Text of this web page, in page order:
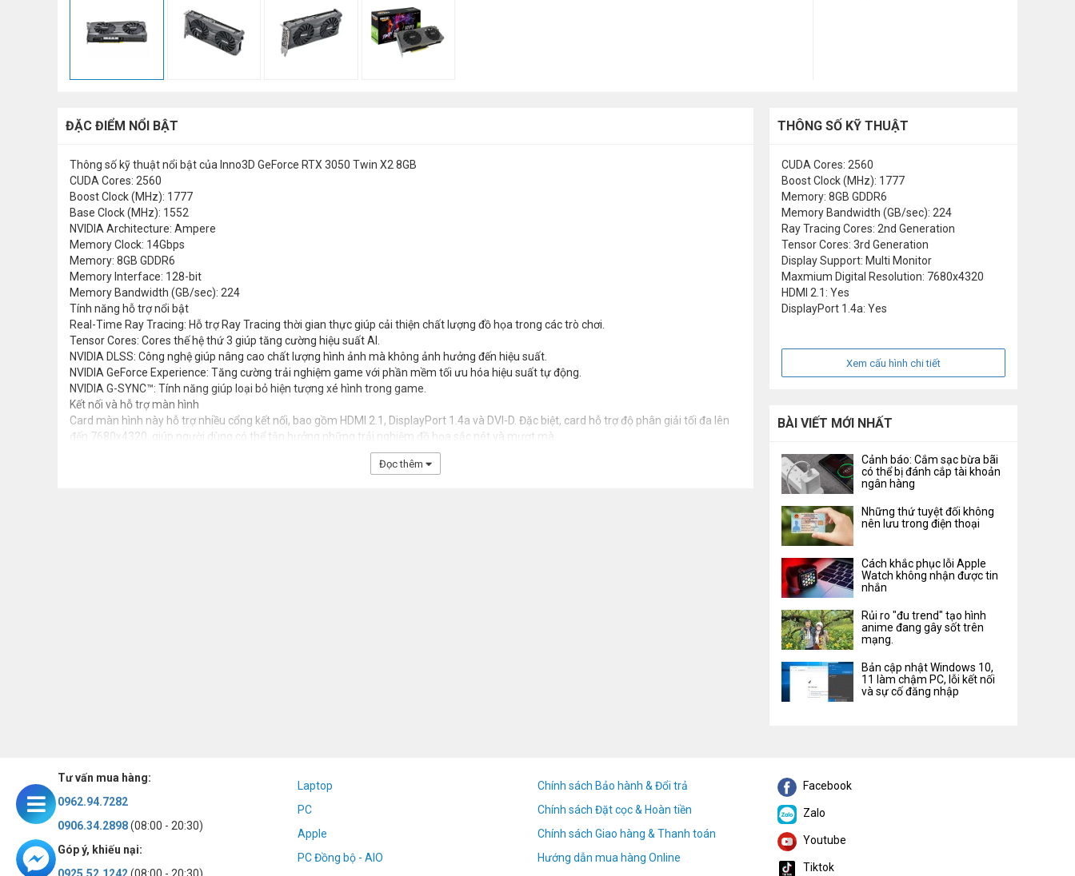
ĐẶC ĐIỂM NỔI BẬT
Thông số kỹ thuật nổi bật của Inno3D GeForce RTX 3050 Twin X2 8GB
CUDA Cores: 2560
Boost Clock (MHz): 1777
Base Clock (MHz): 1552
NVIDIA Architecture: Ampere
Memory Clock: 14Gbps
Memory: 8GB GDDR6
Memory Interface: 128-bit
Memory Bandwidth (GB/sec): 224
Tính năng hỗ trợ nổi bật
Real-Time Ray Tracing: Hỗ trợ Ray Tracing thời gian thực giúp cải thiện chất lượng đồ họa trong các trò chơi.
Tensor Cores: Cores thế hệ thứ 3 giúp tăng cường hiệu suất AI.
NVIDIA DLSS: Công nghệ giúp nâng cao chất lượng hình ảnh mà không ảnh hưởng đến hiệu suất.
NVIDIA GeForce Experience: Tăng cường trải nghiệm game với phần mềm tối ưu hóa hiệu suất tự động.
NVIDIA G-SYNC™: Tính năng giúp loại bỏ hiện tượng xé hình trong game.
Kết nối và hỗ trợ màn hình
Card màn hình này hỗ trợ nhiều cổng kết nối, bao gồm HDMI 2.1, DisplayPort 1.4a và DVI-D. Đặc biệt, card hỗ trợ độ phân giải tối đa lên
đến 7680x4320, giúp người dùng có thể tận hưởng những trải nghiệm đồ họa sắc nét và mượt mà.
Đọc thêm
THÔNG SỐ KỸ THUẬT
CUDA Cores: 2560
Boost Clock (MHz): 1777
Memory: 8GB GDDR6
Memory Bandwidth (GB/sec): 224
Ray Tracing Cores: 2nd Generation
Tensor Cores: 3rd Generation
Display Support: Multi Monitor
Maxmium Digital Resolution: 7680x4320
HDMI 2.1: Yes
DisplayPort 1.4a: Yes
Xem cấu hình chi tiết
BÀI VIẾT MỚI NHẤT
Cảnh báo: Cắm sạc bừa bãi
có thể bị đánh cắp tài khoản
ngân hàng
Những thứ tuyệt đối không
nên lưu trong điện thoại
Cách khắc phục lỗi Apple
Watch không nhận được tin
nhắn
Rủi ro "đu trend" tạo hình
anime đang gây sốt trên
mạng.
Bản cập nhật Windows 10,
11 làm chậm PC, lỗi kết nối
và sự cố đăng nhập
Tư vấn mua hàng:
0962.94.7282
0906.34.2898(08:00 - 20:30)
Góp ý, khiếu nại:
0925.52.1242 (08:00 - 20:30)
Laptop
PC
Apple
PC Đồng bộ - AIO
Chính sách Bảo hành & Đổi trả
Chính sách Đặt cọc & Hoàn tiền
Chính sách Giao hàng & Thanh toán
Hướng dẫn mua hàng Online
Facebook
Zalo
Youtube
Tiktok